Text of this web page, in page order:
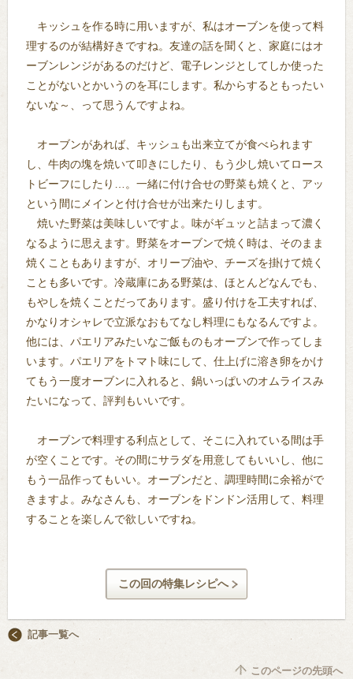
キッシュを作る時に用いますが、私はオーブンを使って料
理するのが結構好きですね。友達の話を聞くと、家庭にはオ
ーブンレンジがあるのだけど、電子レンジとしてしか使った
ことがないとかいうのを耳にします。私からするともったい
ないな～、って思うんですよね。
オーブンがあれば、キッシュも出来立てが食べられます
し、牛肉の塊を焼いて叩きにしたり、もう少し焼いてロース
トビーフにしたり…。一緒に付け合せの野菜も焼くと、アッ
という間にメインと付け合せが出来たりします。
焼いた野菜は美味しいですよ。味がギュッと詰まって濃く
なるように思えます。野菜をオーブンで焼く時は、そのまま
焼くこともありますが、オリーブ油や、チーズを掛けて焼く
ことも多いです。冷蔵庫にある野菜は、ほとんどなんでも、
もやしを焼くことだってあります。盛り付けを工夫すれば、
かなりオシャレで立派なおもてなし料理にもなるんですよ。
他には、パエリアみたいなご飯ものもオーブンで作ってしま
います。パエリアをトマト味にして、仕上げに溶き卵をかけ
てもう一度オーブンに入れると、鍋いっぱいのオムライスみ
たいになって、評判もいいです。
オーブンで料理する利点として、そこに入れている間は手
が空くことです。その間にサラダを用意してもいいし、他に
もう一品作ってもいい。オーブンだと、調理時間に余裕がで
きますよ。みなさんも、オーブンをドンドン活用して、料理
することを楽しんで欲しいですね。
この回の特集レシピへ
記事一覧へ
このページの先頭へ